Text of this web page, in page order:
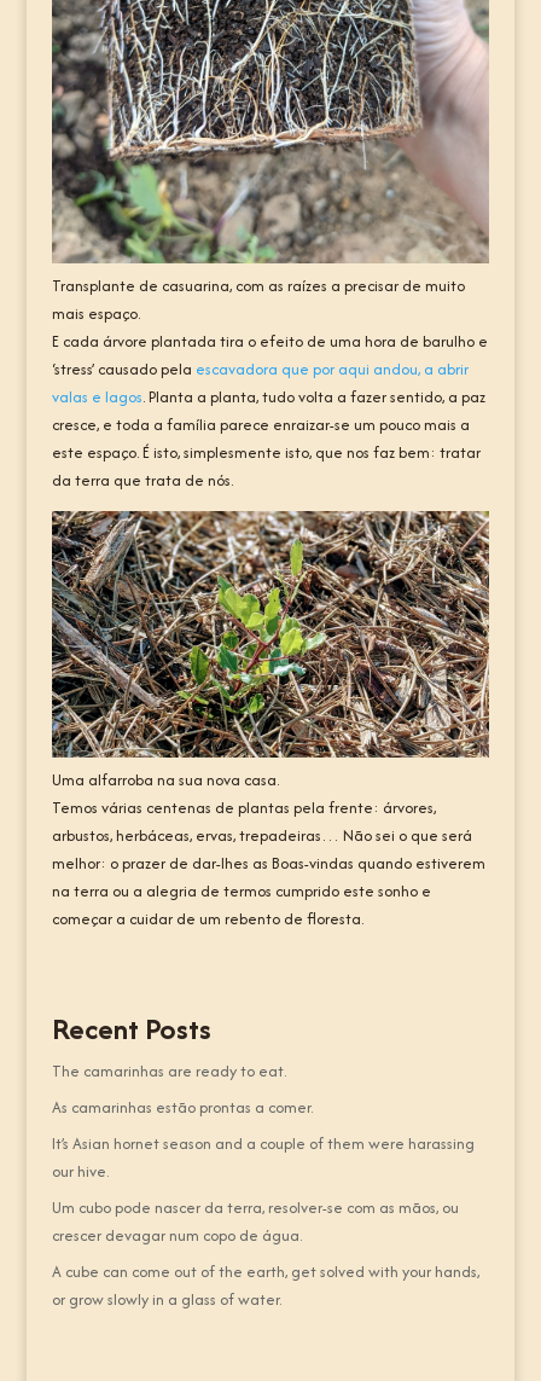
Transplante de casuarina, com as raízes a precisar de muito
mais espaço.
E cada árvore plantada tira o efeito de uma hora de barulho e
‘stress’ causado pela escavadora que por aqui andou, a abrir
valas e lagos. Planta a planta, tudo volta a fazer sentido, a paz
cresce, e toda a família parece enraizar-se um pouco mais a
este espaço. É isto, simplesmente isto, que nos faz bem: tratar
da terra que trata de nós.
Uma alfarroba na sua nova casa.
Temos várias centenas de plantas pela frente: árvores,
arbustos, herbáceas, ervas, trepadeiras… Não sei o que será
melhor: o prazer de dar-lhes as Boas-vindas quando estiverem
na terra ou a alegria de termos cumprido este sonho e
começar a cuidar de um rebento de floresta.
Recent Posts
The camarinhas are ready to eat.
As camarinhas estão prontas a comer.
It’s Asian hornet season and a couple of them were harassing
our hive.
Um cubo pode nascer da terra, resolver-se com as mãos, ou
crescer devagar num copo de água.
A cube can come out of the earth, get solved with your hands,
or grow slowly in a glass of water.